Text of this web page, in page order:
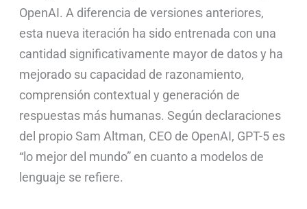
OpenAI. A diferencia de versiones anteriores,
esta nueva iteración ha sido entrenada con una
cantidad significativamente mayor de datos y ha
mejorado su capacidad de razonamiento,
comprensión contextual y generación de
respuestas más humanas. Según declaraciones
del propio Sam Altman, CEO de OpenAI, GPT-5 es
“lo mejor del mundo” en cuanto a modelos de
lenguaje se refiere.